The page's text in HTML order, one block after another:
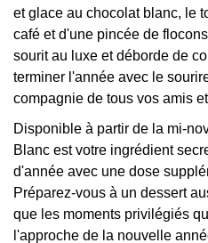
et glace au chocolat blanc, le
café et d'une pincée de
sourit au luxe et déborde de
terminer l'année avec le
compagnie de tous vos amis
Disponible à partir de la mi-
Blanc est votre ingrédient
d'année avec une dose
Préparez-vous à un dessert
que les moments privilégiés
l'approche de la nouvelle